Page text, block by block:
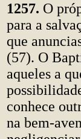
1257. O
para a
que
(57). O
aqueles a
conhece
na bem-